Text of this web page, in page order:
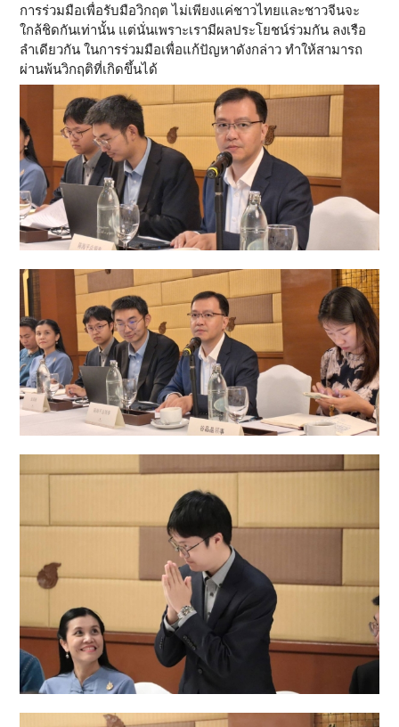
การร่วมมือเพื่อรับมือวิกฤต ไม่เพียงแค่ชาวไทยและชาวจีนจะ
ใกล้ชิดกันเท่านั้น แต่นั่นเพราะเรามีผลประโยชน์ร่วมกัน ลงเรือ
ลำเดียวกัน ในการร่วมมือเพื่อแก้ปัญหาดังกล่าว ทำให้สามารถ
ผ่านพ้นวิกฤติที่เกิดขึ้นได้